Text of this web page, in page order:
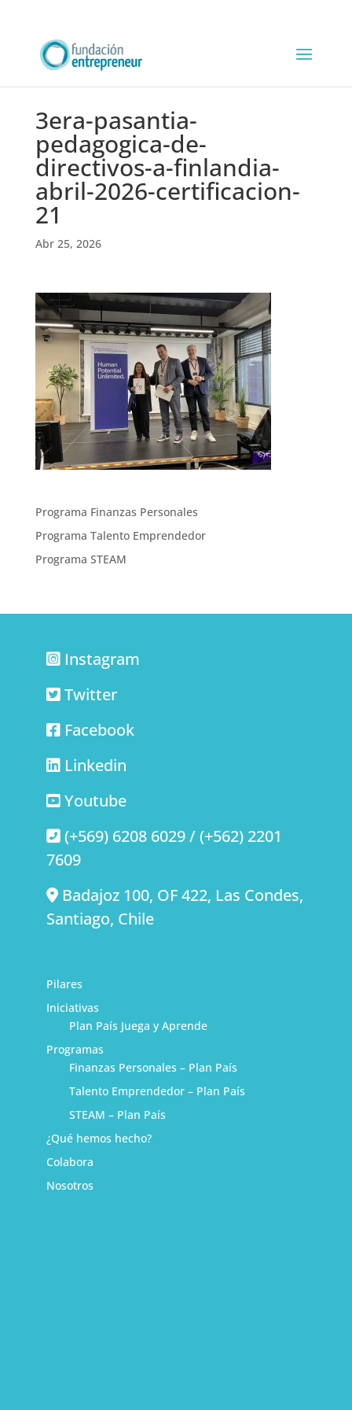
3era-pasantia-
pedagogica-de-
directivos-a-finlandia-
abril-2026-certificacion-
21
Abr 25, 2026
Programa Finanzas Personales
Programa Talento Emprendedor
Programa STEAM
Instagram
Twitter
Facebook
Linkedin
Youtube
(+569) 6208 6029 / (+562) 2201
7609
Badajoz 100, OF 422, Las Condes,
Santiago, Chile
Pilares
Iniciativas
Plan País Juega y Aprende
Programas
Finanzas Personales – Plan País
Talento Emprendedor – Plan País
STEAM – Plan País
¿Qué hemos hecho?
Colabora
Nosotros